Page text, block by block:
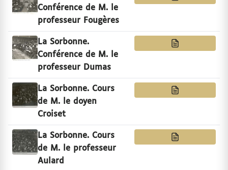
Conférence de M. le
professeur Fougères
La Sorbonne.
Conférence de M. le
professeur Dumas
La Sorbonne. Cours
de M. le doyen
Croiset
La Sorbonne. Cours
de M. le professeur
Aulard